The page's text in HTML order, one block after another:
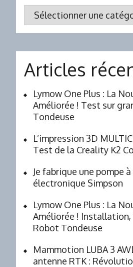
Catégories
Articles
Lymow One Plus : La
Améliorée ! Test sur
Tondeuse
L’impression 3D
Test de la Creality K2
Je fabrique une pompe
électronique Simpson
Lymow One Plus : La
Améliorée !
Robot Tondeuse
Mammotion LUBA 3
antenne RTK :